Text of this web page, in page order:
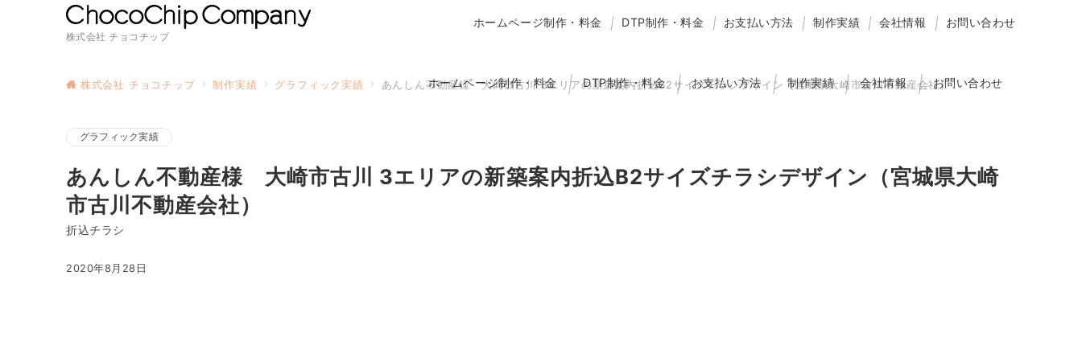
株式会社 チョコチップ
ホームページ制作・料金 DTP制作・料金 お支払い方法 制作実績 会社情報 お問い合わせ
ホームページ制作・料金 DTP制作・料金 お支払い方法 制作実績 会社情報 お問い合わせ
株式会社 チョコチップ 制作実績 グラフィック実績 あんしん不動産様 大崎市古川 3エリアの新築案内折込B2サイズチラシデザイン（宮城県大崎市古川不動産会社）
グラフィック実績
あんしん不動産様 大崎市古川 3エリアの新築案内折込B2サイズチラシデザイン（宮城県大崎
市古川不動産会社）
折込チラシ
2020年8月28日